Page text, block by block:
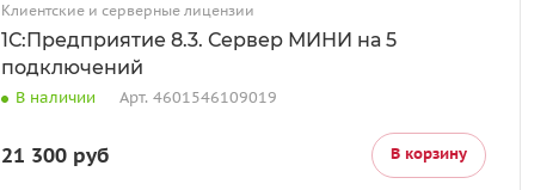
Клиентские и серверные лицензии
1С:Предприятие 8.3. Сервер МИНИ на 5
подключений
В наличии Арт. 4601546109019
21 300 руб В корзину